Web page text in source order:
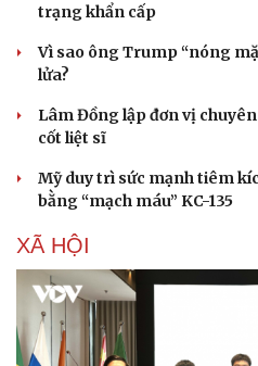
Sức khỏe
Cây thuốc
Sản phụ khoa
Nhi khoa
Nam khoa
Làm đẹp - giảm cân
Phòng mạch online
Ăn sạch sống khỏe
trạng khẩn cấp
Vì sao ông Trump “nóng
lửa?
Lâm Đồng lập đơn vị
cốt liệt sĩ
Mỹ duy trì sức mạnh tiêm
bằng “mạch máu” KC-135
XÃ HỘI